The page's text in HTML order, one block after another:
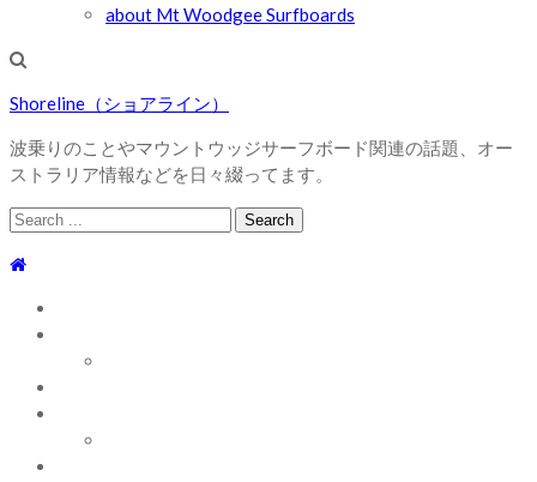
about Mt Woodgee Surfboards
Shoreline（ショアライン）
波乗りのことやマウントウッジサーフボード関連の話題、オー
ストラリア情報などを日々綴ってます。
Search